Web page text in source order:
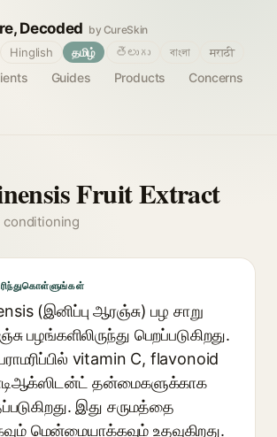
Decoded by CureSkin
Guides Products
Concerns
Hinglish தமிழ் తెలుగు বাংলা मराठी
Fruit Extract
(இனிப்பு ஆரஞ்சு) பழ சாறு
பழங்களிலிருந்து பெறப்படுகிறது.
vitamin C, flavonoid
தன்மைகளுக்காக
இது சருமத்தை
மென்மையாக்கவும் உதவுகிறது.